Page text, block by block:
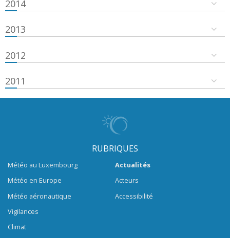
2014
2013
2012
2011
RUBRIQUES
Météo au Luxembourg
Météo en Europe
Météo aéronautique
Vigilances
Climat
Actualités
Acteurs
Accessibilité